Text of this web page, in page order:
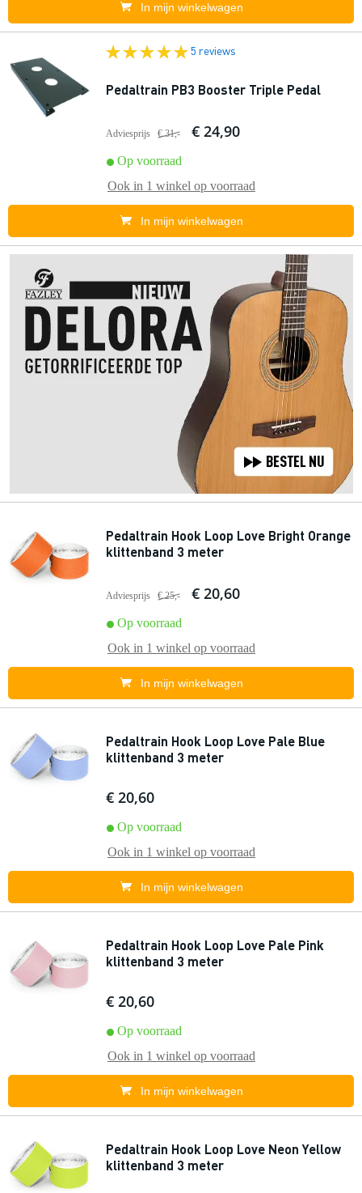
In mijn winkelwagen
5 reviews
Pedaltrain PB3 Booster Triple Pedal
Adviesprijs € 31,- € 24,90
Op voorraad
Ook in 1 winkel op voorraad
In mijn winkelwagen
Pedaltrain Hook Loop Love Bright Orange
klittenband 3 meter
Adviesprijs € 25,- € 20,60
Op voorraad
Ook in 1 winkel op voorraad
In mijn winkelwagen
Pedaltrain Hook Loop Love Pale Blue
klittenband 3 meter
€ 20,60
Op voorraad
Ook in 1 winkel op voorraad
In mijn winkelwagen
Pedaltrain Hook Loop Love Pale Pink
klittenband 3 meter
€ 20,60
Op voorraad
Ook in 1 winkel op voorraad
In mijn winkelwagen
Pedaltrain Hook Loop Love Neon Yellow
klittenband 3 meter